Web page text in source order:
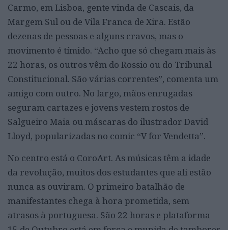
Carmo, em Lisboa, gente vinda de Cascais, da
Margem Sul ou de Vila Franca de Xira. Estão
dezenas de pessoas e alguns cravos, mas o
movimento é tímido. “Acho que só chegam mais às
22 horas, os outros vêm do Rossio ou do Tribunal
Constitucional. São várias correntes”, comenta um
amigo com outro. No largo, mãos enrugadas
seguram cartazes e jovens vestem rostos de
Salgueiro Maia ou máscaras do ilustrador David
Lloyd, popularizadas no comic “V for Vendetta”.
No centro está o CoroArt. As músicas têm a idade
da revolução, muitos dos estudantes que ali estão
nunca as ouviram. O primeiro batalhão de
manifestantes chega à hora prometida, sem
atrasos à portuguesa. São 22 horas e plataforma